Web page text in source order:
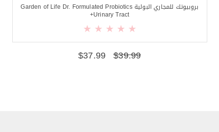
بروبيوتك للمجاري البولية Garden of Life Dr. Formulated Probiotics
Urinary Tract+
$39.99
$37.99